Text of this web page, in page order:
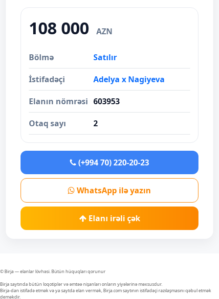
108 000 AZN
Bölmə Satılır
İstifadəçi Adelya x Nagiyeva
Elanın nömrəsi 603953
Otaq sayı 2
(+994 70) 220-20-23
WhatsApp ilə yazın
Elanı irəli çək
© Birja — elanlar lövhəsi. Bütün hüquqları qorunur
Birja saytında bütün loqotiplər və əmtəə nişanları onların yiyələrinə məxsusdur.
Birja-dan istifadə etmək və ya saytda elan vermək, Birja.com saytının istifadəçi razılaşmasını qəbul etmək
deməkdir.